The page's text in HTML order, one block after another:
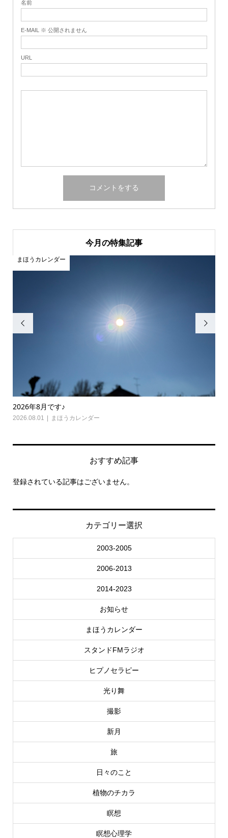
名前
E-MAIL ※ 公開されません
URL
今月の特集記事

2026年8月です♪
2026.08.01 まほうカレンダー
まほうカレンダー

おすすめ記事
登録されている記事はございません。
カテゴリー選択
2003-2005
2006-2013
2014-2023
お知らせ
まほうカレンダー
スタンドFMラジオ
ヒプノセラピー
光り舞
撮影
新月
旅
日々のこと
植物のチカラ
瞑想
瞑想心理学